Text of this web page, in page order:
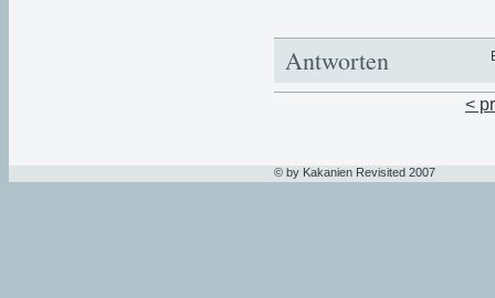
Antworten
<
© by Kakanien Revisited 2007